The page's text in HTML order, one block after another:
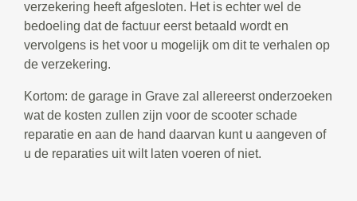
verzekering heeft afgesloten. Het is echter wel de
bedoeling dat de factuur eerst betaald wordt en
vervolgens is het voor u mogelijk om dit te verhalen op
de verzekering.
Kortom: de garage in Grave zal allereerst onderzoeken
wat de kosten zullen zijn voor de scooter schade
reparatie en aan de hand daarvan kunt u aangeven of
u de reparaties uit wilt laten voeren of niet.